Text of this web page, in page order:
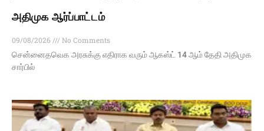
அதிமுக ஆர்ப்பாட்டம்
09/08/2026
No Comments
சென்னைதவெக அரசுக்கு எதிராக வரும் ஆகஸ்ட் 14 ஆம் தேதி அதிமுக
சார்பில்